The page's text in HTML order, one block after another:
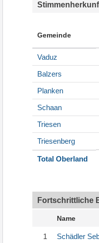
Gemeinde
Vaduz
Balzers
Planken
Schaan
Triesen
Triesenberg
Total Oberland
Fortschrittliche
Name
1 Schädler